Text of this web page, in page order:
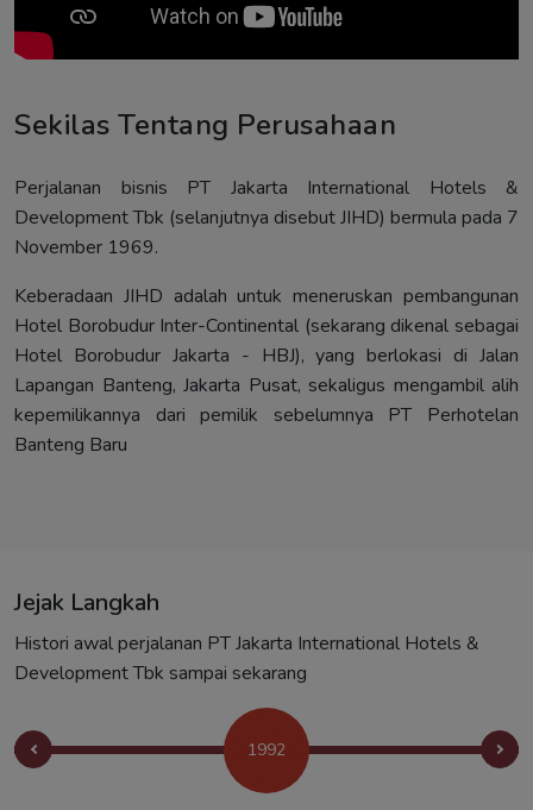
Sekilas Tentang Perusahaan
Perjalanan bisnis PT Jakarta International Hotels &
Development Tbk (selanjutnya disebut JIHD) bermula pada 7
November 1969.
Keberadaan JIHD adalah untuk meneruskan pembangunan
Hotel Borobudur Inter-Continental (sekarang dikenal sebagai
Hotel Borobudur Jakarta - HBJ), yang berlokasi di Jalan
Lapangan Banteng, Jakarta Pusat, sekaligus mengambil alih
kepemilikannya dari pemilik sebelumnya PT Perhotelan
Banteng Baru
Jejak Langkah
Histori awal perjalanan PT Jakarta International Hotels &
Development Tbk sampai sekarang
1995